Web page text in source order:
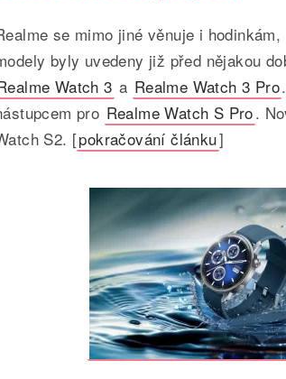
se mimo jiné věnuje i
byly uvedeny již před nějakou
Watch 3 a Realme Watch 3 Pro
pro Realme Watch S Pro.
S2. [pokračování článku]